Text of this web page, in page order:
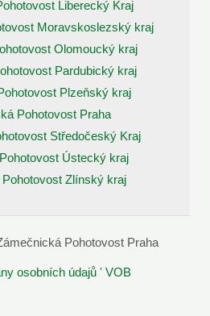
Liberecký Kraj
Moravskoslezský kraj
Olomoucký kraj
Pardubický kraj
Plzeňský kraj
Pohotovost Praha
Středočeský Kraj
Ústecký kraj
Zlínský kraj
Pohotovost Praha
osobních údajů ' VOB